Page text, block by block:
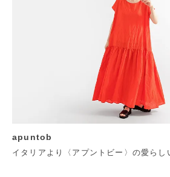
apuntob
イタリアより〈アプントビー〉の愛らし